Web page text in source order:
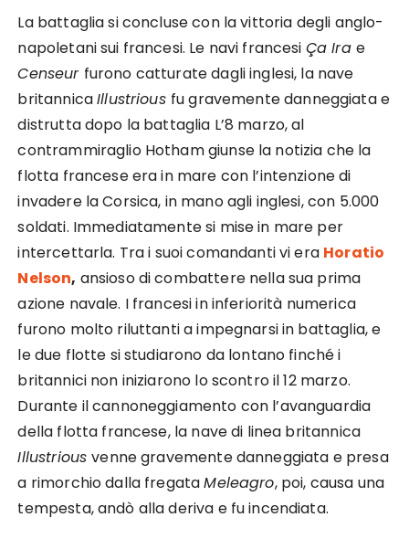
La battaglia si concluse con la vittoria degli anglo-
napoletani sui francesi. Le navi francesi Ça Ira e
Censeur furono catturate dagli inglesi, la nave
britannicaIllustrious fu gravemente danneggiata e
distrutta dopo la battaglia L’8 marzo, al
contrammiraglio Hotham giunse la notizia che la
flotta francese era in mare con l’intenzione di
invadere la Corsica, in mano agli inglesi, con 5.000
soldati. Immediatamente si mise in mare per
intercettarla. Tra i suoi comandanti vi era Horatio
Nelson, ansioso di combattere nella sua prima
azione navale. I francesi in inferiorità numerica
furono molto riluttanti a impegnarsi in battaglia, e
le due flotte si studiarono da lontano finché i
britannici non iniziarono lo scontro il 12 marzo.
Durante il cannoneggiamento con l’avanguardia
della flotta francese, la nave di linea britannica
Illustriousvenne gravemente danneggiata e presa
a rimorchio dalla fregataMeleagro, poi, causa una
tempesta, andò alla deriva e fu incendiata.